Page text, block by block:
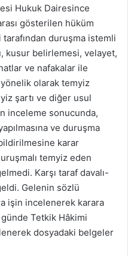
Hukuk Dairesince
gösterilen hüküm
tarafından duruşma istemli
kusur belirlemesi, velayet,
ve nafakalar ile
olarak temyiz
şartı ve diğer usul
inceleme sonucunda,
ve duruşma
karar
temyiz eden
Karşı taraf davalı-
Gelenin sözlü
işin incelenerek karara
Tetkik Hâkimi
dosyadaki belgeler